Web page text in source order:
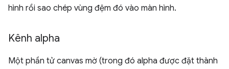
hình rồi sao chép vùng đệm đó vào màn hình.
Kênh alpha
Một phần tử canvas mờ (trong đó alpha được đặt thành